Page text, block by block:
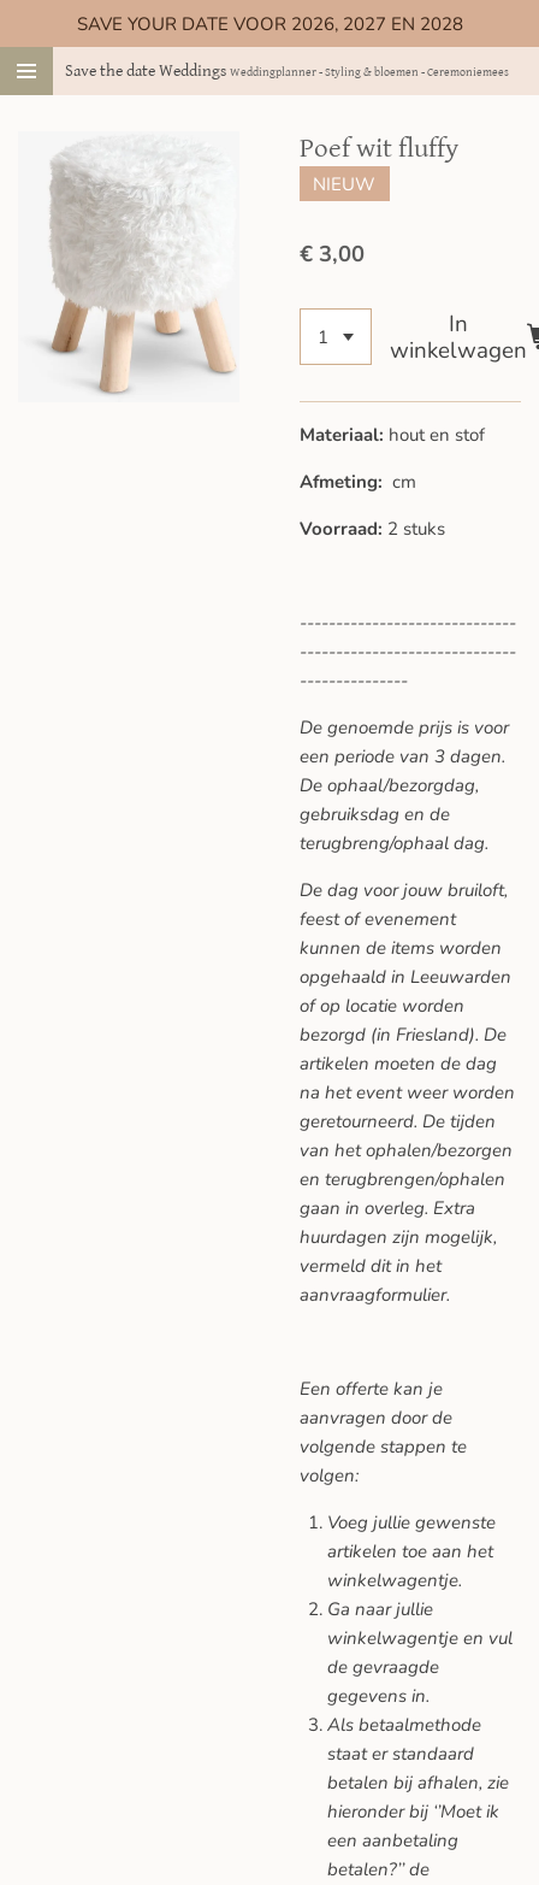
direct
naar
hoofdinhoud
Save the date Weddings Weddingplanner - Styling & bloemen - Ceremoniemeester
SAVE YOUR DATE VOOR 2026, 2027 EN 2028
Poef wit fluffy
NIEUW
€ 3,00
In
winkelwagen
Materiaal: hout en stof
Afmeting: cm
Voorraad: 2 stuks
------------------------------
------------------------------
---------------
De genoemde prijs is voor
een periode van 3 dagen.
De ophaal/bezorgdag,
gebruiksdag en de
terugbreng/ophaal dag.
De dag voor jouw bruiloft,
feest of evenement
kunnen de items worden
opgehaald in Leeuwarden
of op locatie worden
bezorgd (in Friesland). De
artikelen moeten de dag
na het event weer worden
geretourneerd. De tijden
van het ophalen/bezorgen
en terugbrengen/ophalen
gaan in overleg. Extra
huurdagen zijn mogelijk,
vermeld dit in het
aanvraagformulier.
Een offerte kan je
aanvragen door de
volgende stappen te
volgen:
Voeg jullie gewenste
artikelen toe aan het
winkelwagentje.
Ga naar jullie
winkelwagentje en vul
de gevraagde
gegevens in.
Als betaalmethode
staat er standaard
betalen bij afhalen, zie
hieronder bij ‘’Moet ik
een aanbetaling
betalen?’’ de